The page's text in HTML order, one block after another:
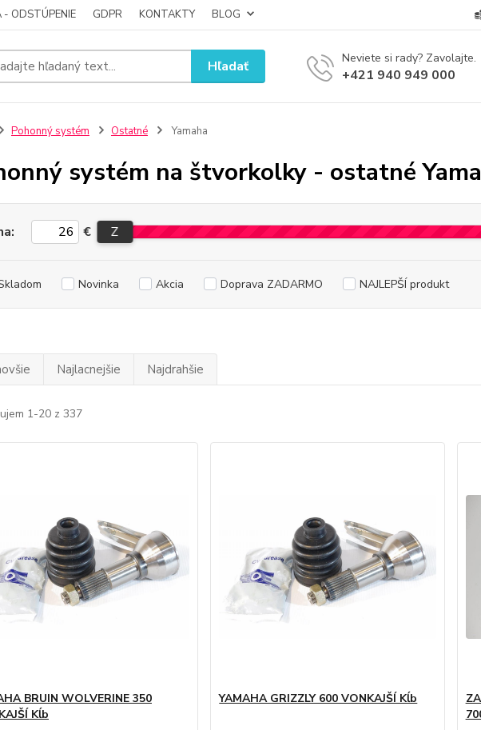
- ODSTÚPENIE GDPR KONTAKTY BLOG
Hľadať Neviete si rady? Zavolajte.
+421 940 949 000
Pohonný systém Ostatné Yamaha
systém na štvorkolky - ostatné
€ Z
Novinka Akcia Doprava ZADARMO NAJLEPŠÍ produkt
Najlacnejšie Najdrahšie
1-20 z 337
BRUIN WOLVERINE 350
Kĺb
YAMAHA GRIZZLY 600 VONKAJŠÍ Kĺb